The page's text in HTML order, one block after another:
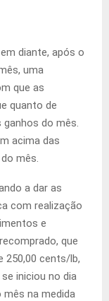
diante, após o
uma
que as
quanto de
ganhos do mês.
acima das
mês.
a dar as
com realização
e
que
250,00 cents/lb,
iniciou no dia
na medida